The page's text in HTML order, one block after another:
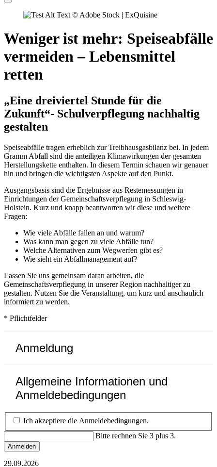
© Adobe Stock | ExQuisine
Weniger ist mehr: Speiseabfälle
vermeiden – Lebensmittel
retten
„Eine dreiviertel Stunde für die
Zukunft“- Schulverpflegung nachhaltig
gestalten
Speiseabfälle tragen erheblich zur Treibhausgasbilanz bei. In jedem
Gramm Abfall sind die anteiligen Klimawirkungen der gesamten
Herstellungskette enthalten. In diesem Termin schauen wir genauer
hin und bringen die wichtigsten Aspekte auf den Punkt.
Ausgangsbasis sind die Ergebnisse aus Restemessungen in
Einrichtungen der Gemeinschaftsverpflegung in Schleswig-
Holstein. Kurz und knapp beantworten wir diese und weitere
Fragen:
Wie viele Abfälle fallen an und warum?
Was kann man gegen zu viele Abfälle tun?
Welche Alternativen zum Wegwerfen gibt es?
Wie sieht ein Abfallmanagement auf?
Lassen Sie uns gemeinsam daran arbeiten, die
Gemeinschaftsverpflegung in unserer Region nachhaltiger zu
gestalten. Nutzen Sie die Veranstaltung, um kurz und anschaulich
informiert zu werden.
* Pflichtfelder
Anmeldung
Allgemeine Informationen und
Anmeldebedingungen
Ich akzeptiere die Anmeldebedingungen.
Bitte rechnen Sie 3 plus 3.
Anmelden
29.09.2026